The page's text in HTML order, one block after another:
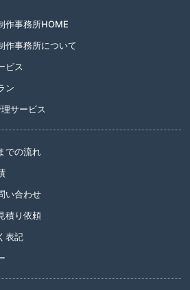
作事務所HOME
作事務所について
ビス
ン
サービス
での流れ
い合わせ
積り依頼
表記